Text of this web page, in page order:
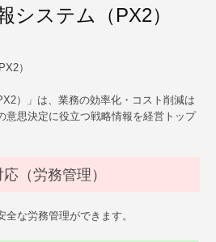
システム（PX2）
）」は、業務の効率化・コスト削減は
意思決定に役立つ戦略情報を経営トップ
（労務管理）
な労務管理ができます。